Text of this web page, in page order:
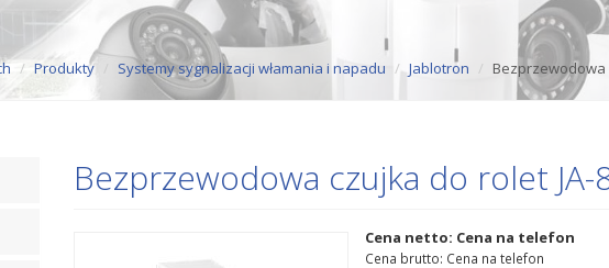
Produkty Systemy sygnalizacji włamania i napadu Jablotron Bezprzewodowa
Bezprzewodowa czujka do rolet JA-
Cena netto: Cena na telefon
Cena brutto: Cena na telefon